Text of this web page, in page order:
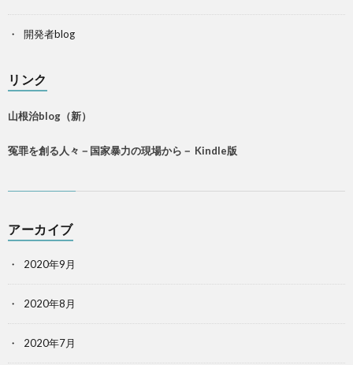
開発者blog
リンク
山根治blog（新）
冤罪を創る人々－国家暴力の現場から－ Kindle版
アーカイブ
2020年9月
2020年8月
2020年7月